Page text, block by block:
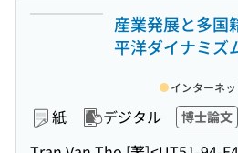
産業発展と多国
平洋ダイナミズ
紙 デジタル 博士論文
インターネ